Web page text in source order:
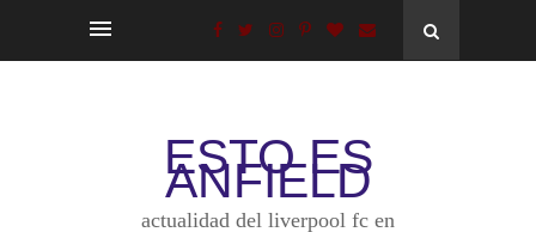
ESTO ES
ANFIELD
actualidad del liverpool fc en